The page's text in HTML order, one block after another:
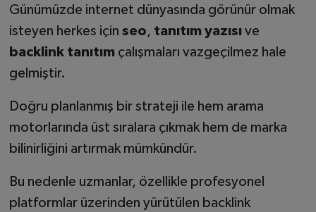
Günümüzde internet dünyasında görünür olmak
isteyen herkes için seo, tanıtım yazısıve
backlink tanıtımçalışmaları vazgeçilmez hale
gelmiştir.
Doğru planlanmış bir strateji ile hem arama
motorlarında üst sıralara çıkmak hem de marka
bilinirliğini artırmak mümkündür.
Bu nedenle uzmanlar, özellikle profesyonel
platformlar üzerinden yürütülen backlink